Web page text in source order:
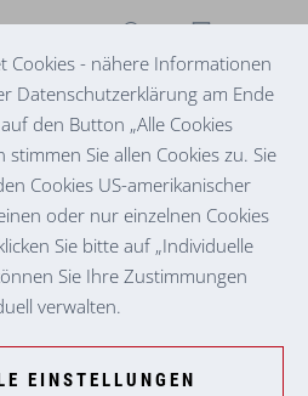
Senior:innen
des Fördermodells der
eine altersgerechte
Angebot an
Cookies - nähere Informationen
Datenschutzerklärung am Ende
den Button „Alle Cookies
stimmen Sie allen Cookies zu. Sie
Cookies US-amerikanischer
oder nur einzelnen Cookies
Sie bitte auf „Individuelle
Sie Ihre Zustimmungen
verwalten.
EINSTELLUNGEN